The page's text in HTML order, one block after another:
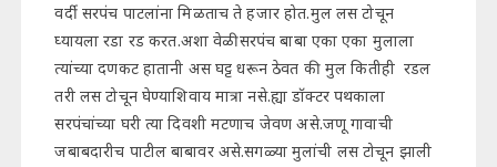
वर्दी सरपंच पाटलांना मिळताच ते हजार होत.मुल लस टोचून
घ्यायला रडा रड करत.अशा वेळी सरपंच बाबा एका एका मुलाला
त्यांच्या दणकट हातानी अस घट्ट धरून ठेवत की मुल कितीही रडल
तरी लस टोचून घेण्याशिवाय मात्रा नसे.ह्या डॉक्टर पथकाला
सरपंचांच्या घरी त्या दिवशी मटणाच जेवण असे.जणू गावाची
जबाबदारीच पाटील बाबावर असे.सगळ्या मुलांची लस टोचून झाली